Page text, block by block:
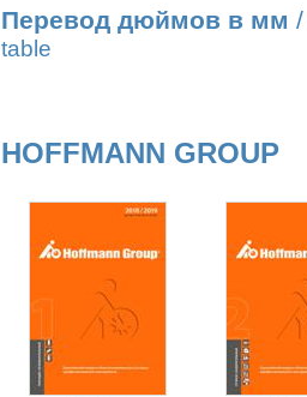
Перевод дюймов в мм /
table
HOFFMANN GROUP